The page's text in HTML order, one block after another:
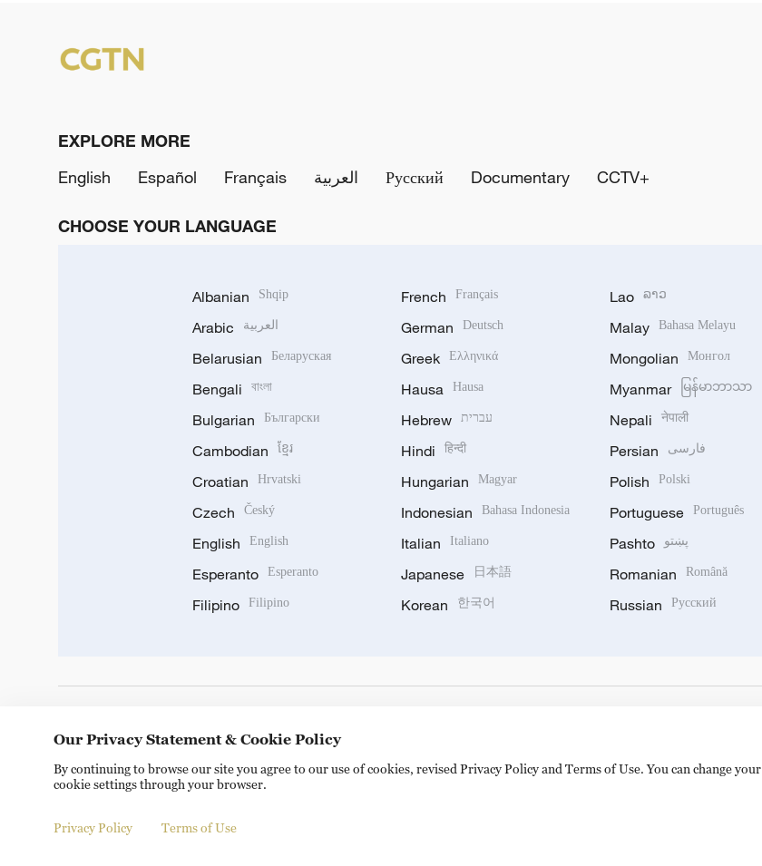
EXPLORE MORE
English
Español Français العربية Русский Documentary CCTV+
CHOOSE YOUR LANGUAGE
Albanian Shqip
Arabic العربية
Belarusian Беларуская
Bengali বাংলা
Bulgarian Български
Cambodian ខ្មែរ
Croatian Hrvatski
Czech Český
English English
Esperanto Esperanto
Filipino Filipino
French Français
German Deutsch
Greek Ελληνικά
Hausa Hausa
Hebrew עברית
Hindi हिन्दी
Hungarian Magyar
Indonesian Bahasa Indonesia
Italian Italiano
Japanese 日本語
Korean 한국어
Lao ລາວ
Malay Bahasa Melayu
Mongolian Монгол
Myanmar မြန်မာဘာသာ
Nepali नेपाली
Persian فارسی
Polish Polski
Portuguese Português
Pashto پښتو
Romanian Română
Russian Русский
Copyright © 2024 CGTN. 京ICP备20000184号
Our Privacy Statement & Cookie Policy
By continuing to browse our site you agree to our use of cookies, revised Privacy Policy and Terms of Use. You can change your
cookie settings through your browser.
Privacy Policy Terms of Use